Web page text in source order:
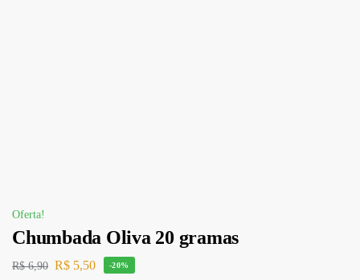
Oferta!
Chumbada Oliva 20 gramas
R$6,90 R$ 5,50 -20%